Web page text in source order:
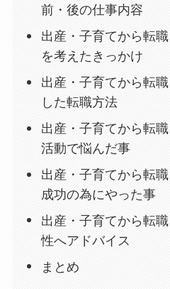
前・後の仕事内容
出産・子育てから転
を考えたきっかけ
出産・子育てから転
した転職方法
出産・子育てから転
活動で悩んだ事
出産・子育てから転
成功の為にやった事
出産・子育てから転
性へアドバイス
まとめ